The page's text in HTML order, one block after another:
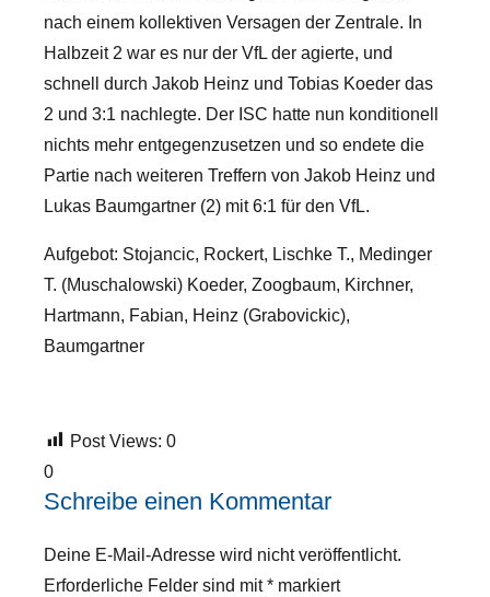
nach einem kollektiven Versagen der Zentrale. In
Halbzeit 2 war es nur der VfL der agierte, und
schnell durch Jakob Heinz und Tobias Koeder das
2 und 3:1 nachlegte. Der ISC hatte nun konditionell
nichts mehr entgegenzusetzen und so endete die
Partie nach weiteren Treffern von Jakob Heinz und
Lukas Baumgartner (2) mit 6:1 für den VfL.
Aufgebot: Stojancic, Rockert, Lischke T., Medinger
T. (Muschalowski) Koeder, Zoogbaum, Kirchner,
Hartmann, Fabian, Heinz (Grabovickic),
Baumgartner
Post Views: 0
0
Schreibe einen Kommentar
Deine E-Mail-Adresse wird nicht veröffentlicht.
Erforderliche Felder sind mit* markiert